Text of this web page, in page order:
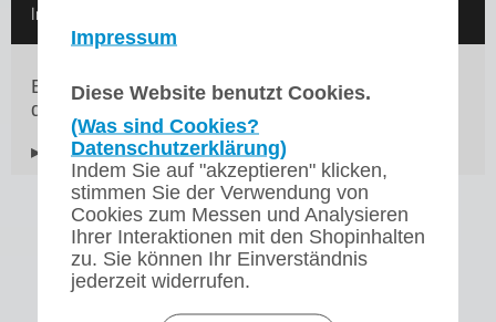
Impressum
Diese Website benutzt Cookies.
(Was sind Cookies?
Datenschutzerklärung)
Indem Sie auf "akzeptieren" klicken,
stimmen Sie der Verwendung von
Cookies zum Messen und Analysieren
Ihrer Interaktionen mit den Shopinhalten
zu. Sie können Ihr Einverständnis
jederzeit widerrufen.
In den Warenkorb
Bravilor Bonamat Magnetventil / Einlassventil für
die RLX 5
▸Widerrufsbelehrung